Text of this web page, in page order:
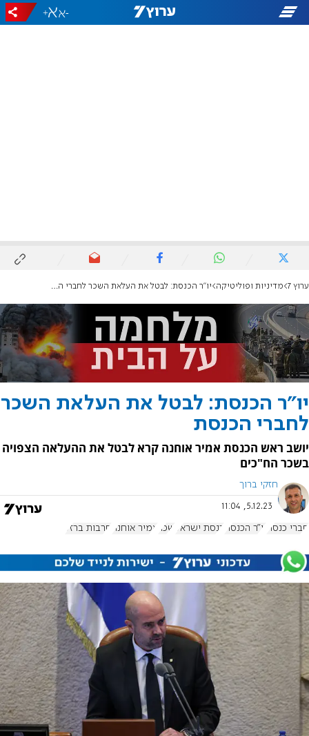
-
+
ערוץ 7 מדיניות ופוליטיקה יו"ר הכנסת: לבטל את העלאת השכר לחברי הכנסת
יו"ר הכנסת: לבטל את העלאת השכר
לחברי הכנסת
יושב ראש הכנסת אמיר אוחנה קרא לבטל את ההעלאה הצפויה
בשכר הח"כים
חזקי ברוך
5.12.23, 11:04
חברי כנסת יו"ר הכנסת כנסת ישראל שכר אמיר אוחנה חרבות ברזל